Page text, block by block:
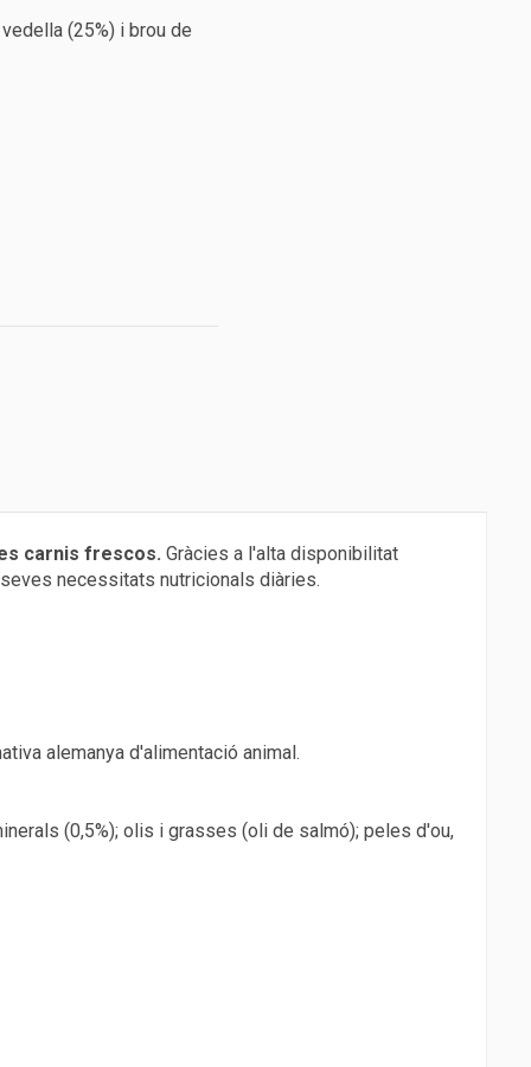
(25%) i brou de
carnis frescos. Gràcies a l'alta disponibilitat
necessitats nutricionals diàries.
alemanya d'alimentació animal.
(0,5%); olis i grasses (oli de salmó); peles d'ou,